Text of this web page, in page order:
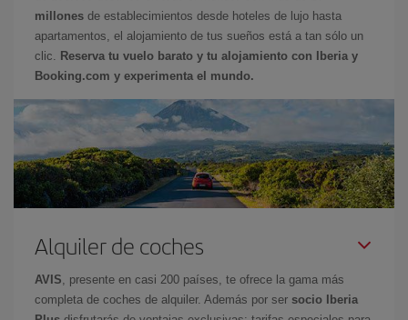
millones de establecimientos desde hoteles de lujo hasta
apartamentos, el alojamiento de tus sueños está a tan sólo un
clic.
Reserva tu vuelo barato y tu alojamiento con Iberia y
Booking.com y experimenta el mundo.
Alquiler de coches
AVIS , presente en casi 200 países, te ofrece la gama más
completa de coches de alquiler. Además por ser socio Iberia